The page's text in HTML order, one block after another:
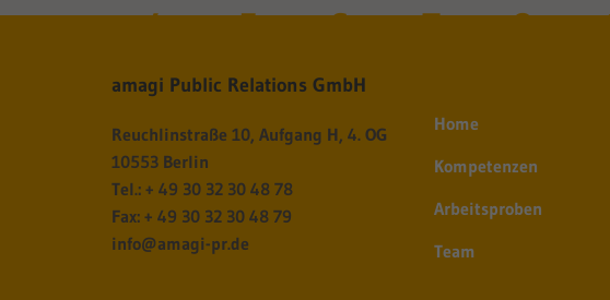
amagi Public Relations GmbH
Reuchlinstraße 10, Aufgang H, 4. OG
10553 Berlin
Tel.: + 49 30 32 30 48 78
Fax: + 49 30 32 30 48 79
info@amagi-pr.de
Home
Kompetenzen
Arbeitsproben
Team